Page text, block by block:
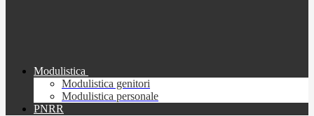
Modulistica
Modulistica genitori
Modulistica personale
PNRR